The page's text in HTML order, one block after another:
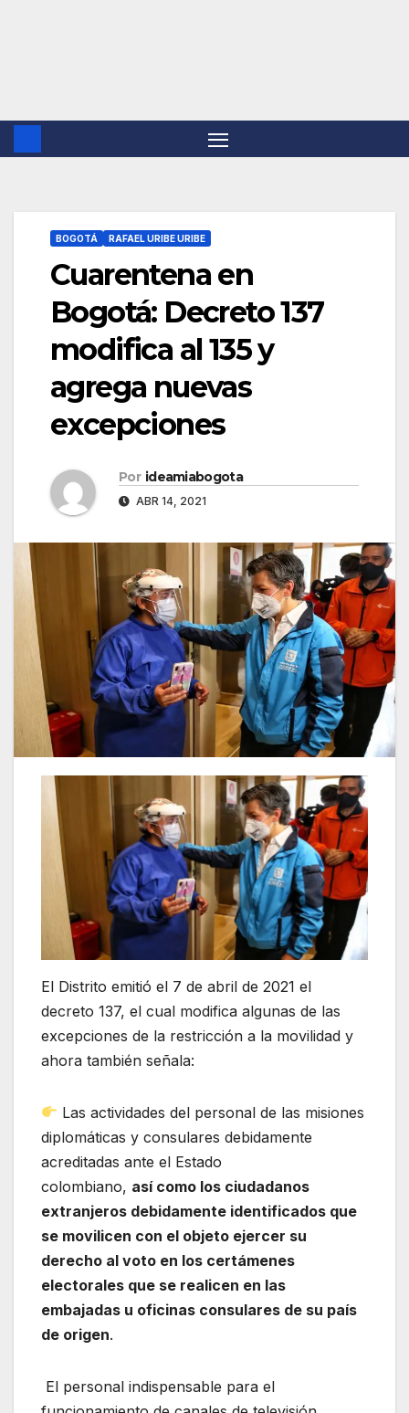
BOGOTÁ RAFAEL URIBE URIBE
Cuarentena en
Bogotá: Decreto 137
modifica al 135 y
agrega nuevas
excepciones
Por ideamiabogota
ABR 14, 2021
El Distrito emitió el 7 de abril de 2021 el
decreto 137, el cual modifica algunas de las
excepciones de la restricción a la movilidad y
ahora también señala:
Las actividades del personal de las misiones
diplomáticas y consulares debidamente
acreditadas ante el Estado
colombiano, así como los ciudadanos
extranjeros debidamente identificados que
se movilicen con el objeto ejercer su
derecho al voto en los certámenes
electorales que se realicen en las
embajadas u oficinas consulares de su país
de origen.
El personal indispensable para el